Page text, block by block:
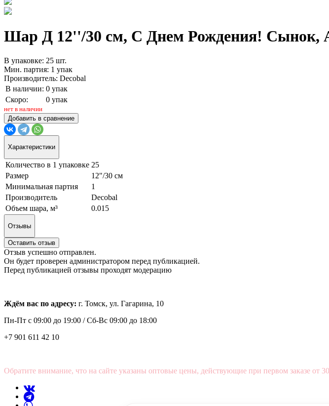
Шар Д 12''/30 см, С Днем Рождения! Сынок,
В упаковке: 25 шт.
Мин. партия: 1 упак
Производитель: Decobal
В наличии: 0 упак
Скоро:
0 упак
нет в наличии
Добавить в сравнение
Характеристики
Количество в 1 упаковке 25
Размер
12"/30 см
Минимальная партия
1
Производитель
Decobal
Объем шара, м³
0.015
Отзывы
Оставить отзыв
Отзыв успешно отправлен.
Он будет проверен администратором перед публикацией.
Перед публикацией отзывы проходят модерацию
Ждём вас по адресу: г. Томск, ул. Гагарина, 10
Пн-Пт с 09:00 до 19:00 /Сб-Вс 09:00 до 18:00
+7 901 611 42 10
Обратите внимание, что на сайте указаны оптовые цены, действующие при первом заказе от